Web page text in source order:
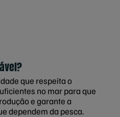
que respeita o
no mar para que
e garante a
dependem da pesca.